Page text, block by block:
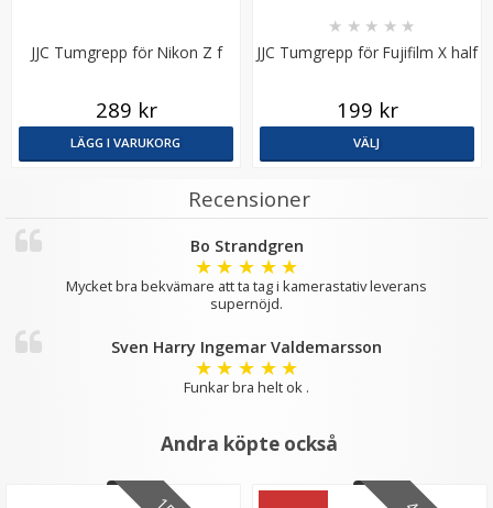
JJC Tumgrepp för Nikon Z f
289 kr
LÄGG I VARUKORG
JJC Tumgrepp för Fujifilm X half
★ ★ ★ ★ ★
199 kr
VÄLJ
Recensioner
Bo Strandgren
★ ★ ★ ★ ★
Mycket bra bekvämare att ta tag i kamerastativ leverans
supernöjd.
Sven Harry Ingemar Valdemarsson
★ ★ ★ ★ ★
Funkar bra helt ok .
Andra köpte också